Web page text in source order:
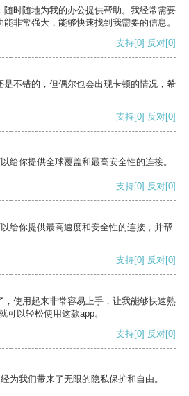
随时随地为我的办公提供帮助。我经常需要
非常强大，能够快速找到我需要的信息。
支持[0] 反对[0]
是不错的，但偶尔也会出现卡顿的情况，希
支持[0] 反对[0]
给你提供全球覆盖和最高安全性的连接。
支持[0] 反对[0]
给你提供最高速度和安全性的连接，并帮
支持[0] 反对[0]
，使用起来非常容易上手，让我能够快速熟
可以轻松使用这款app。
支持[0] 反对[0]
为我们带来了无限的隐私保护和自由。